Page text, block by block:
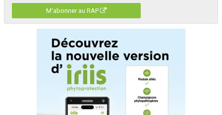
M'abonner au RAP